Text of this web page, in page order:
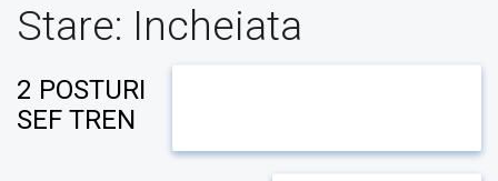
Stare: Incheiata
2 POSTURI
SEF TREN